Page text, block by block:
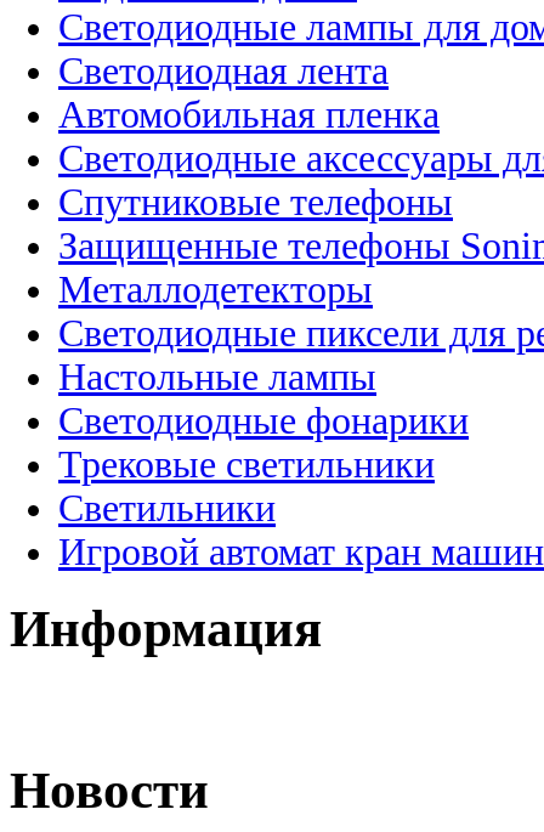
Светодиодные лампы для
Светодиодная лента
Автомобильная пленка
Светодиодные аксессуары
Спутниковые телефоны
Защищенные телефоны
Металлодетекторы
Светодиодные пиксели для
Настольные лампы
Светодиодные фонарики
Трековые светильники
Светильники
Игровой автомат кран
Информация
Новости